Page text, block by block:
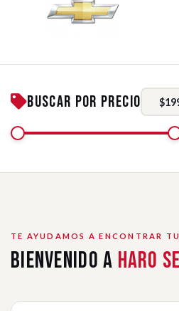
Buscar por Precio
TE AYUDAMOS A ENCONTRAR
Bienvenido a Haro